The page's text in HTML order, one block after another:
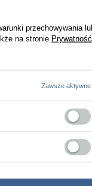
nada się na
kart
przechowywania
na stronie
Zawsze aktywne